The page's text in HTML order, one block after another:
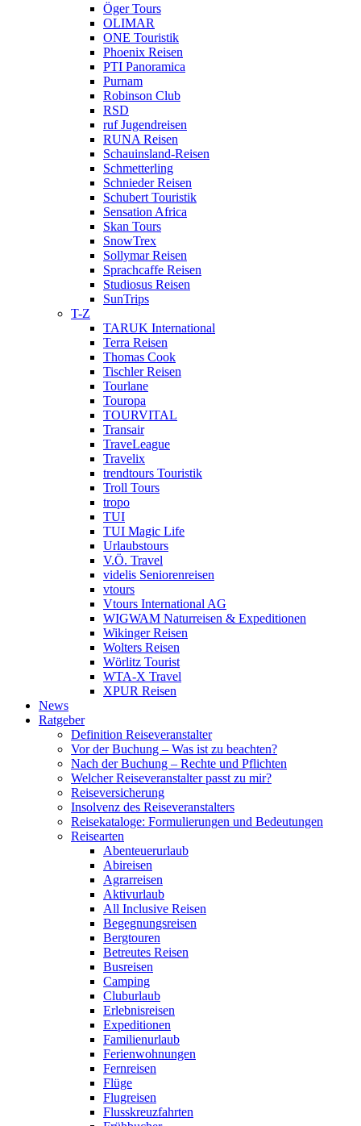
Öger Tours
OLIMAR
ONE Touristik
Phoenix Reisen
PTI Panoramica
Purnam
Robinson Club
RSD
ruf Jugendreisen
RUNA Reisen
Schauinsland-Reisen
Schmetterling
Schnieder Reisen
Schubert Touristik
Sensation Africa
Skan Tours
SnowTrex
Sollymar Reisen
Sprachcaffe Reisen
Studiosus Reisen
SunTrips
T-Z
TARUK International
Terra Reisen
Thomas Cook
Tischler Reisen
Tourlane
Touropa
TOURVITAL
Transair
TraveLeague
Travelix
trendtours Touristik
Troll Tours
tropo
TUI
TUI Magic Life
Urlaubstours
V.Ö. Travel
videlis Seniorenreisen
vtours
Vtours International AG
WIGWAM Naturreisen & Expeditionen
Wikinger Reisen
Wolters Reisen
Wörlitz Tourist
WTA-X Travel
XPUR Reisen
News
Ratgeber
Definition Reiseveranstalter
Vor der Buchung – Was ist zu beachten?
Nach der Buchung – Rechte und Pflichten
Welcher Reiseveranstalter passt zu mir?
Reiseversicherung
Insolvenz des Reiseveranstalters
Reisekataloge: Formulierungen und Bedeutungen
Reisearten
Abenteuerurlaub
Abireisen
Agrarreisen
Aktivurlaub
All Inclusive Reisen
Begegnungsreisen
Bergtouren
Betreutes Reisen
Busreisen
Camping
Cluburlaub
Erlebnisreisen
Expeditionen
Familienurlaub
Ferienwohnungen
Fernreisen
Flüge
Flugreisen
Flusskreuzfahrten